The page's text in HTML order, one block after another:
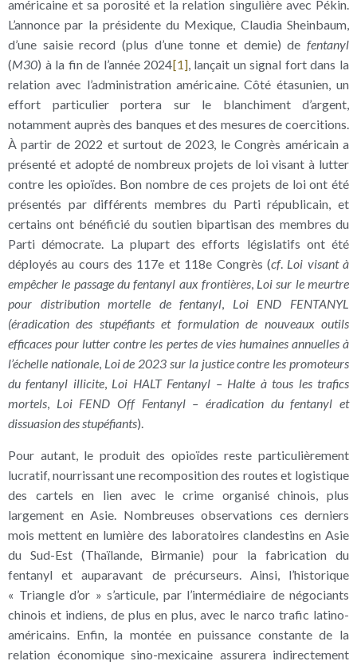
américaine et sa porosité et la relation singulière avec Pékin.
L’annonce par la présidente du Mexique, Claudia Sheinbaum,
d’une saisie record (plus d’une tonne et demie) de fentanyl
(M30) à la fin de l’année 2024[1], lançait un signal fort dans la
relation avec l’administration américaine. Côté étasunien, un
effort particulier portera sur le blanchiment d’argent,
notamment auprès des banques et des mesures de coercitions.
À partir de 2022 et surtout de 2023, le Congrès américain a
présenté et adopté de nombreux projets de loi visant à lutter
contre les opioïdes. Bon nombre de ces projets de loi ont été
présentés par différents membres du Parti républicain, et
certains ont bénéficié du soutien bipartisan des membres du
Parti démocrate. La plupart des efforts législatifs ont été
déployés au cours des 117e et 118e Congrès (cf. Loi visant à
empêcher le passage du fentanyl aux frontières, Loi sur le meurtre
pour distribution mortelle de fentanyl, Loi END FENTANYL
(éradication des stupéfiants et formulation de nouveaux outils
efficaces pour lutter contre les pertes de vies humaines annuelles à
l’échelle nationale, Loi de 2023 sur la justice contre les promoteurs
du fentanyl illicite, Loi HALT Fentanyl – Halte à tous les trafics
mortels, Loi FEND Off Fentanyl – éradication du fentanyl et
dissuasion des stupéfiants).
Pour autant, le produit des opioïdes reste particulièrement
lucratif, nourrissant une recomposition des routes et logistique
des cartels en lien avec le crime organisé chinois, plus
largement en Asie. Nombreuses observations ces derniers
mois mettent en lumière des laboratoires clandestins en Asie
du Sud-Est (Thaïlande, Birmanie) pour la fabrication du
fentanyl et auparavant de précurseurs. Ainsi, l’historique
« Triangle d’or » s’articule, par l’intermédiaire de négociants
chinois et indiens, de plus en plus, avec le narco trafic latino-
américains. Enfin, la montée en puissance constante de la
relation économique sino-mexicaine assurera indirectement